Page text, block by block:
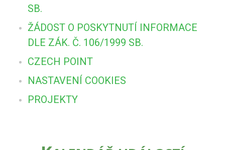
SB.
ŽÁDOST O POSKYTNUTÍ INFORMACE
DLE ZÁK. Č. 106/1999 SB.
CZECH POINT
NASTAVENÍ COOKIES
PROJEKTY